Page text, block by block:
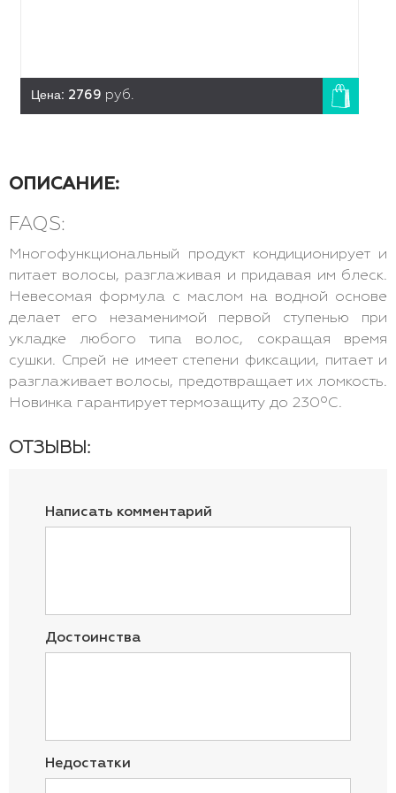
Цена: 2769 руб.
ОПИСАНИЕ:
FAQS:
Многофункциональный продукт кондиционирует и
питает волосы, разглаживая и придавая им блеск.
Невесомая формула с маслом на водной основе
делает его незаменимой первой ступенью при
укладке любого типа волос, сокращая время
сушки. Спрей не имеет степени фиксации, питает и
разглаживает волосы, предотвращает их ломкость.
Новинка гарантирует термозащиту до 230ºC.
ОТЗЫВЫ:
Написать комментарий
Достоинства
Недостатки